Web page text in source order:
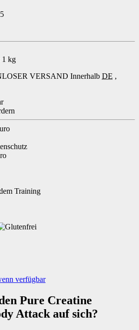
1 kg
VERSAND Innerhalb DE ,
Training
verfügbar
Pure Creatine
Attack auf sich?